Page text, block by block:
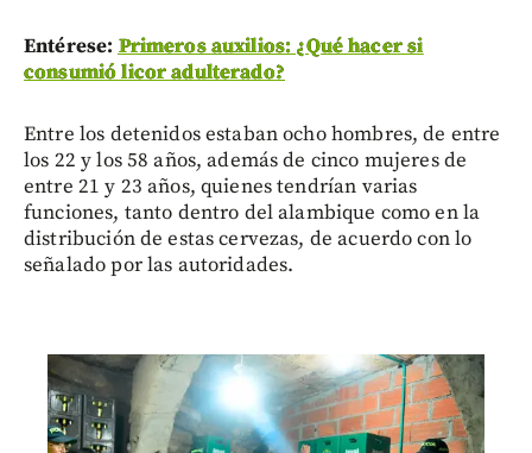
Entérese: Primeros auxilios: ¿Qué hacer si
consumió licor adulterado?
Entre los detenidos estaban ocho hombres, de entre
los 22 y los 58 años, además de cinco mujeres de
entre 21 y 23 años, quienes tendrían varias
funciones, tanto dentro del alambique como en la
distribución de estas cervezas, de acuerdo con lo
señalado por las autoridades.